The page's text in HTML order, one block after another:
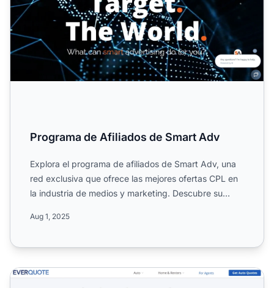
Programa de Afiliados de Smart Adv
Explora el programa de afiliados de Smart Adv, una
red exclusiva que ofrece las mejores ofertas CPL en
la industria de medios y marketing. Descubre su
Aug 1, 2025
Programa de Afiliados de EverQuote